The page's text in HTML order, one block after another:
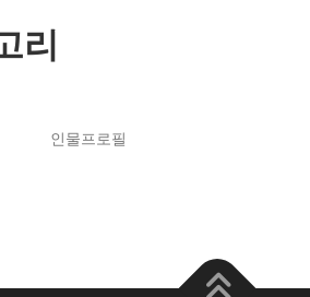
리
인물프로필